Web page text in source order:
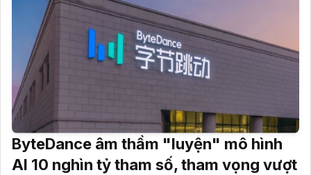
ByteDance âm thầm "luyện" mô hình
AI 10 nghìn tỷ tham số, tham vọng vượt